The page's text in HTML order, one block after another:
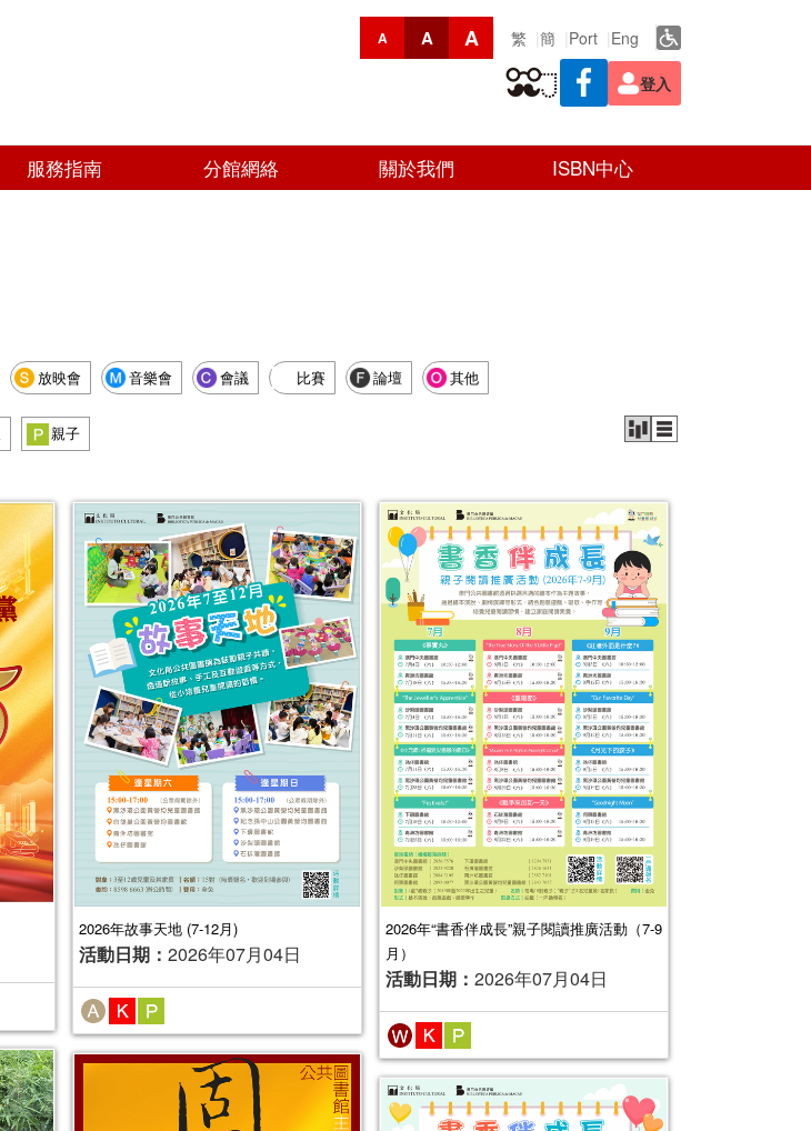
A A A 繁 簡 Port Eng
登入
服務指南 分館網絡 關於我們 ISBN中心
放映會 音樂會 會議 比賽 論壇 其他
親子
2026年故事天地 (7-12月)
活動日期： 2026年07月04日
2026年“書香伴成長”親子閱讀推廣活動（7-9
月）
活動日期： 2026年07月04日